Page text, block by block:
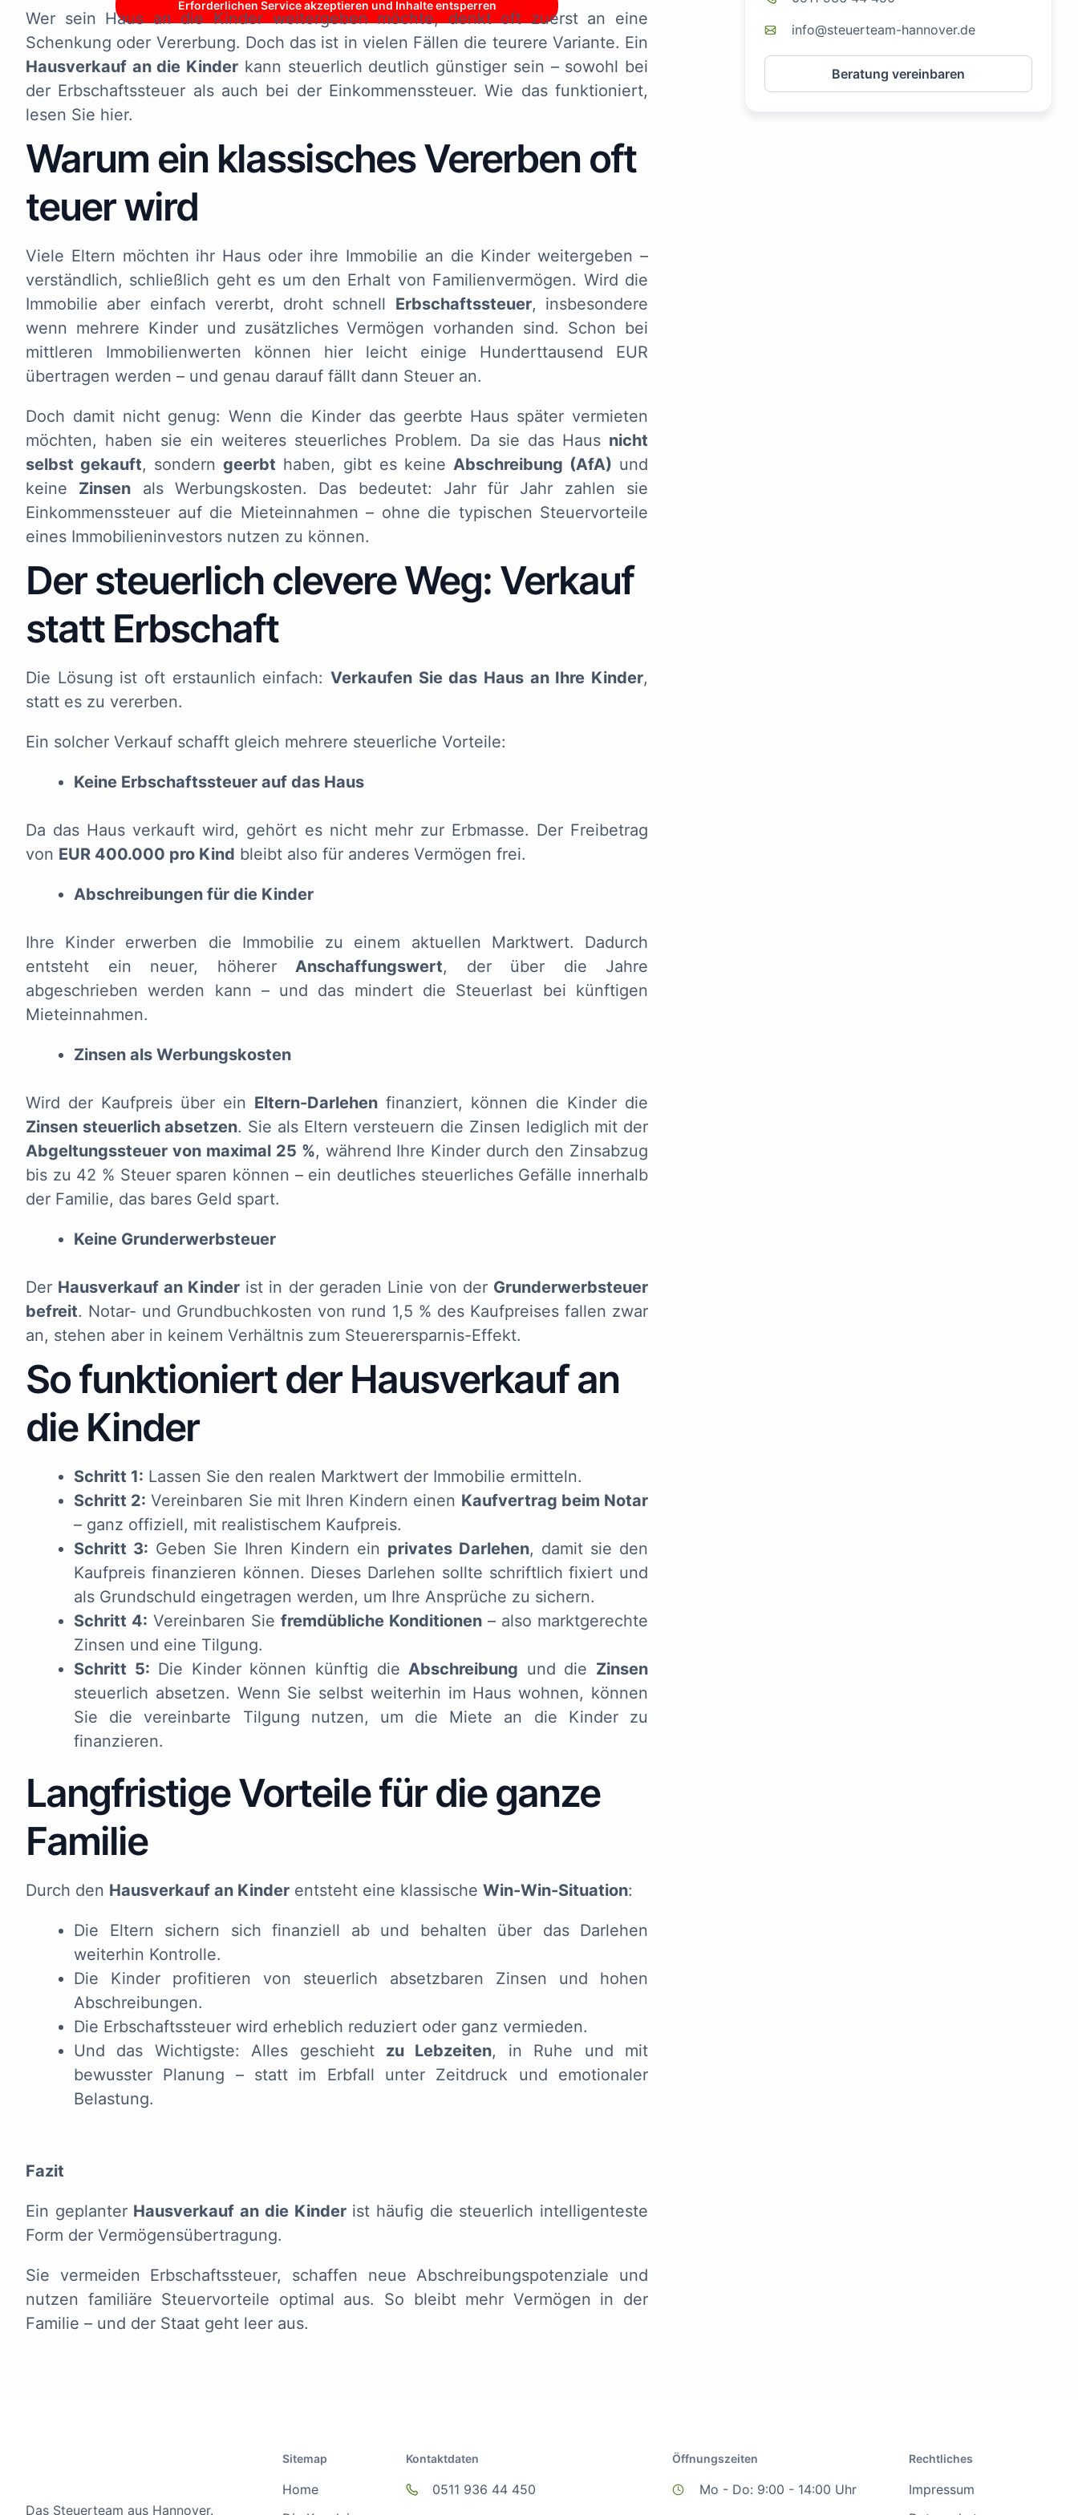
Erforderlichen Service akzeptieren und Inhalte entsperren
Wer sein Haus an die Kinder weitergeben möchte, denkt oft zuerst an eine
Schenkung oder Vererbung. Doch das ist in vielen Fällen die teurere Variante. Ein
Hausverkauf an die Kinder kann steuerlich deutlich günstiger sein – sowohl bei
der Erbschaftssteuer als auch bei der Einkommenssteuer. Wie das funktioniert,
lesen Sie hier.
Warum ein klassisches Vererben oft
teuer wird
Viele Eltern möchten ihr Haus oder ihre Immobilie an die Kinder weitergeben –
verständlich, schließlich geht es um den Erhalt von Familienvermögen. Wird die
Immobilie aber einfach vererbt, droht schnell Erbschaftssteuer, insbesondere
wenn mehrere Kinder und zusätzliches Vermögen vorhanden sind. Schon bei
mittleren Immobilienwerten können hier leicht einige Hunderttausend EUR
übertragen werden – und genau darauf fällt dann Steuer an.
Doch damit nicht genug: Wenn die Kinder das geerbte Haus später vermieten
möchten, haben sie ein weiteres steuerliches Problem. Da sie das Haus nicht
selbst gekauft, sonderngeerbt haben, gibt es keine Abschreibung (AfA) und
keine Zinsen als Werbungskosten. Das bedeutet: Jahr für Jahr zahlen sie
Einkommenssteuer auf die Mieteinnahmen – ohne die typischen Steuervorteile
eines Immobilieninvestors nutzen zu können.
Der steuerlich clevere Weg: Verkauf
statt Erbschaft
Die Lösung ist oft erstaunlich einfach: Verkaufen Sie das Haus an Ihre Kinder,
statt es zu vererben.
Ein solcher Verkauf schafft gleich mehrere steuerliche Vorteile:
Keine Erbschaftssteuer auf das Haus
Da das Haus verkauft wird, gehört es nicht mehr zur Erbmasse. Der Freibetrag
von EUR 400.000 pro Kind bleibt also für anderes Vermögen frei.
Abschreibungen für die Kinder
Ihre Kinder erwerben die Immobilie zu einem aktuellen Marktwert. Dadurch
entsteht ein neuer, höherer Anschaffungswert, der über die Jahre
abgeschrieben werden kann – und das mindert die Steuerlast bei künftigen
Mieteinnahmen.
Zinsen als Werbungskosten
Wird der Kaufpreis über ein Eltern-Darlehen finanziert, können die Kinder die
Zinsen steuerlich absetzen. Sie als Eltern versteuern die Zinsen lediglich mit der
Abgeltungssteuer von maximal 25 %, während Ihre Kinder durch den Zinsabzug
bis zu 42 % Steuer sparen können – ein deutliches steuerliches Gefälle innerhalb
der Familie, das bares Geld spart.
Keine Grunderwerbsteuer
Der Hausverkauf an Kinder ist in der geraden Linie von der Grunderwerbsteuer
befreit. Notar- und Grundbuchkosten von rund 1,5 % des Kaufpreises fallen zwar
an, stehen aber in keinem Verhältnis zum Steuerersparnis-Effekt.
So funktioniert der Hausverkauf an
die Kinder
Schritt 1: Lassen Sie den realen Marktwert der Immobilie ermitteln.
Schritt 2: Vereinbaren Sie mit Ihren Kindern einen Kaufvertrag beim Notar
– ganz offiziell, mit realistischem Kaufpreis.
Schritt 3: Geben Sie Ihren Kindern ein privates Darlehen, damit sie den
Kaufpreis finanzieren können. Dieses Darlehen sollte schriftlich fixiert und
als Grundschuld eingetragen werden, um Ihre Ansprüche zu sichern.
Schritt 4: Vereinbaren Sie fremdübliche Konditionen – also marktgerechte
Zinsen und eine Tilgung.
Schritt 5: Die Kinder können künftig dieAbschreibung und die Zinsen
steuerlich absetzen. Wenn Sie selbst weiterhin im Haus wohnen, können
Sie die vereinbarte Tilgung nutzen, um die Miete an die Kinder zu
finanzieren.
Langfristige Vorteile für die ganze
Familie
Durch den Hausverkauf an Kinder entsteht eine klassische Win-Win-Situation:
Die Eltern sichern sich finanziell ab und behalten über das Darlehen
weiterhin Kontrolle.
Die Kinder profitieren von steuerlich absetzbaren Zinsen und hohen
Abschreibungen.
Die Erbschaftssteuer wird erheblich reduziert oder ganz vermieden.
Und das Wichtigste: Alles geschieht zu Lebzeiten, in Ruhe und mit
bewusster Planung – statt im Erbfall unter Zeitdruck und emotionaler
Belastung.
Fazit
Ein geplanter Hausverkauf an die Kinderist häufig die steuerlich intelligenteste
Form der Vermögensübertragung.
Sie vermeiden Erbschaftssteuer, schaffen neue Abschreibungspotenziale und
nutzen familiäre Steuervorteile optimal aus. So bleibt mehr Vermögen in der
Familie – und der Staat geht leer aus.
info@steuerteam-hannover.de
Beratung vereinbaren
Das Steuerteam aus Hannover.
Sitemap
Home
Kontaktdaten
0511 936 44 450
Öffnungszeiten
Mo - Do: 9:00 - 14:00 Uhr
Rechtliches
Impressum